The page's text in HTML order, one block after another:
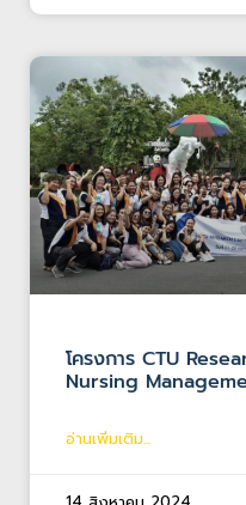
โครงการ CTU
Nursing
อ่านเพิ่มเติม...